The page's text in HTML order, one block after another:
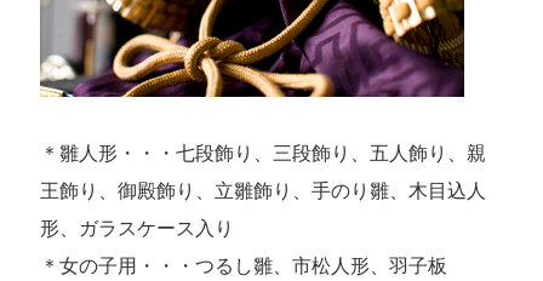
＊雛人形・・・七段飾り、三段飾り、五人飾り、親
王飾り、御殿飾り、立雛飾り、手のり雛、木目込人
形、ガラスケース入り
＊女の子用・・・つるし雛、市松人形、羽子板